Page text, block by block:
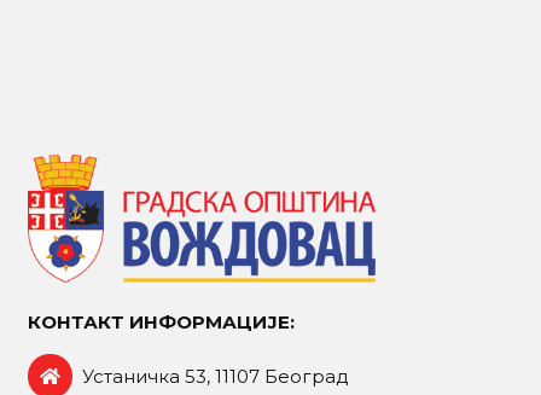
КОНТАКТ ИНФОРМАЦИЈЕ:
Устаничка 53, 11107 Београд